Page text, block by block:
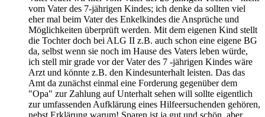
vom Vater des 7-jährigen Kindes; ich denke da sollten viel
eher mal beim Vater des Enkelkindes die Ansprüche und
Möglichkeiten überprüft werden. Mit dem eigenen Kind stellt
die Tochter doch bei ALG II z.B. auch schon eine eigene BG
da, selbst wenn sie noch im Hause des Vaters leben würde,
ich stell mir grade vor der Vater des 7 -jährigen Kindes wäre
Arzt und könnte z.B. den Kindesunterhalt leisten. Das das
Amt da zunächst einmal eine Forderung gegenüber dem
"Opa" zur Zahlung auf Unterhalt sehen will sollte eigentlich
zur umfassenden Aufklärung eines Hilfeersuchenden gehören,
nebst Erklärung warum! Sparen ist ja gut und schön, aber